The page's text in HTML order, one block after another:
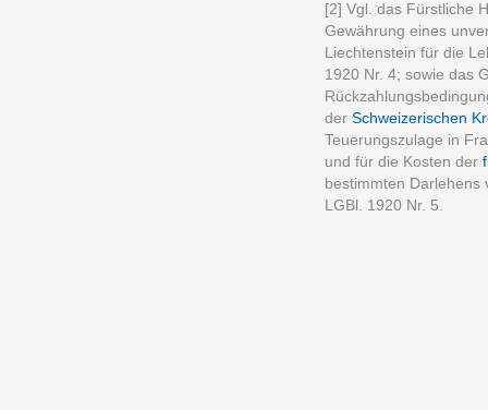
[2] Vgl. das Fürstliche
Gewährung eines
Liechtenstein für die
1920 Nr. 4; sowie das
der Schweizerischen
Teuerungszulage in
und für die Kosten der
bestimmten
LGBl. 1920 Nr. 5.